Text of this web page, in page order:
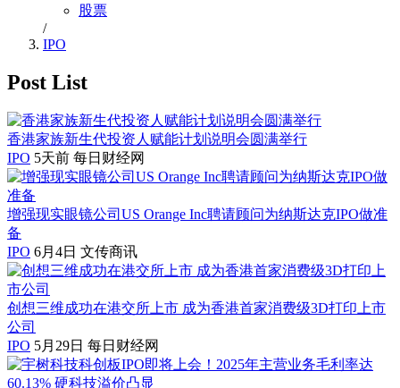
股票
/
IPO
Post List
香港家族新生代投资人赋能计划说明会圆满举行
IPO 5天前 每日财经网
增强现实眼镜公司US Orange Inc聘请顾问为纳斯达克IPO做准
备
IPO 6月4日 文传商讯
创想三维成功在港交所上市 成为香港首家消费级3D打印上市
公司
IPO 5月29日 每日财经网